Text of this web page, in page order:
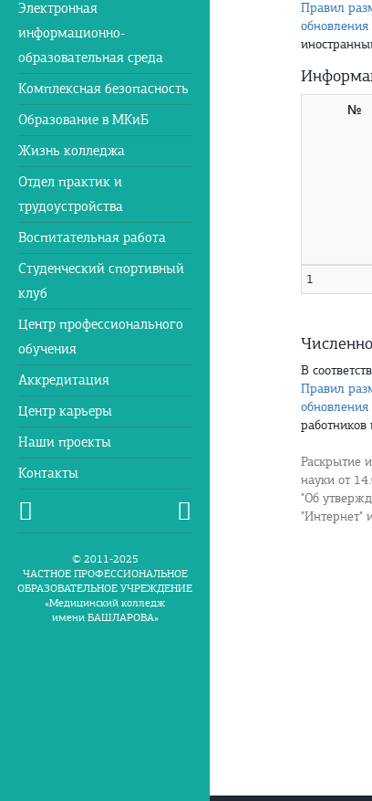
Электронная
информационно-
образовательная среда
Комплексная безопасность
Образование в МКиБ
Жизнь колледжа
Отдел практик и
трудоустройства
Воспитательная работа
Студенческий спортивный
клуб
Центр профессионального
обучения
Аккредитация
Центр карьеры
Наши проекты
Контакты
© 2011-2025
ЧАСТНОЕ ПРОФЕССИОНАЛЬНОЕ
ОБРАЗОВАТЕЛЬНОЕ УЧРЕЖДЕНИЕ
«Медицинский колледж
имени БАШЛАРОВА»
Правил
№
1
В
Правил
Раскрытие
науки от
"Об
"Интернет"